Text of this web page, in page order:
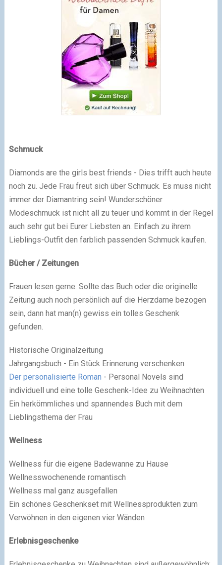
Schmuck
Diamonds are the girls best friends - Dies trifft auch heute
noch zu. Jede Frau freut sich über Schmuck. Es muss nicht
immer der Diamantring sein! Wunderschöner
Modeschmuck ist nicht all zu teuer und kommt in der Regel
auch sehr gut bei Eurer Liebsten an. Einfach zu ihrem
Lieblings-Outfit den farblich passenden Schmuck kaufen.
Bücher / Zeitungen
Frauen lesen gerne. Sollte das Buch oder die originelle
Zeitung auch noch persönlich auf die Herzdame bezogen
sein, dann hat man(n) gewiss ein tolles Geschenk
gefunden.
Historische Originalzeitung
Jahrgangsbuch - Ein Stück Erinnerung verschenken
Der personalisierte Roman - Personal Novels sind
individuell und eine tolle Geschenk-Idee zu Weihnachten
Ein herkömmliches und spannendes Buch mit dem
Lieblingsthema der Frau
Wellness
Wellness für die eigene Badewanne zu Hause
Wellnesswochenende romantisch
Wellness mal ganz ausgefallen
Ein schönes Geschenkset mit Wellnessprodukten zum
Verwöhnen in den eigenen vier Wänden
Erlebnisgeschenke